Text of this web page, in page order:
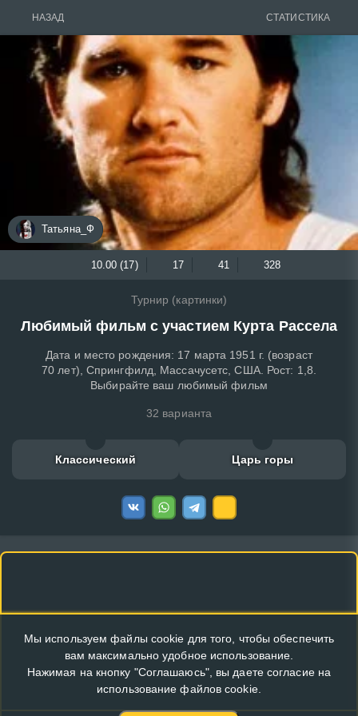
НАЗАД СТАТИСТИКА
Татьяна_Ф
10.00 (17) 17 41 328
Турнир (картинки)
Любимый фильм с участием Курта Рассела
Дата и место рождения: 17 марта 1951 г. (возраст
70 лет), Спрингфилд, Массачусетс, США. Рост: 1,8.
Выбирайте ваш любимый фильм
32 варианта
Классический Царь горы
Мы используем файлы cookie для того, чтобы обеспечить
вам максимально удобное использование.
Нажимая на кнопку "Соглашаюсь", вы даете согласие на
использование файлов cookie.